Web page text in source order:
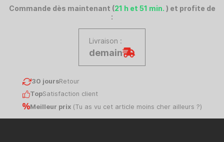
Commande dès maintenant (21 h et 51 min. ) et profite de
:
Livraison :
demain
30 joursRetour
TopSatisfaction client
Meilleur prix(Tu as vu cet article moins cher ailleurs ?)